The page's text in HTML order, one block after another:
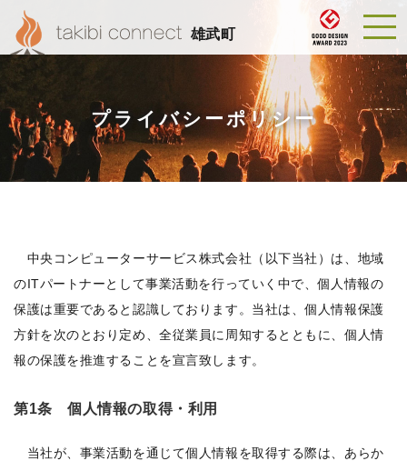
雄武町
プライバシーポリシー
中央コンピューターサービス株式会社（以下当社）は、地域
のITパートナーとして事業活動を行っていく中で、個人情報の
保護は重要であると認識しております。当社は、個人情報保護
方針を次のとおり定め、全従業員に周知するとともに、個人情
報の保護を推進することを宣言致します。
第1条 個人情報の取得・利用
当社が、事業活動を通じて個人情報を取得する際は、あらか